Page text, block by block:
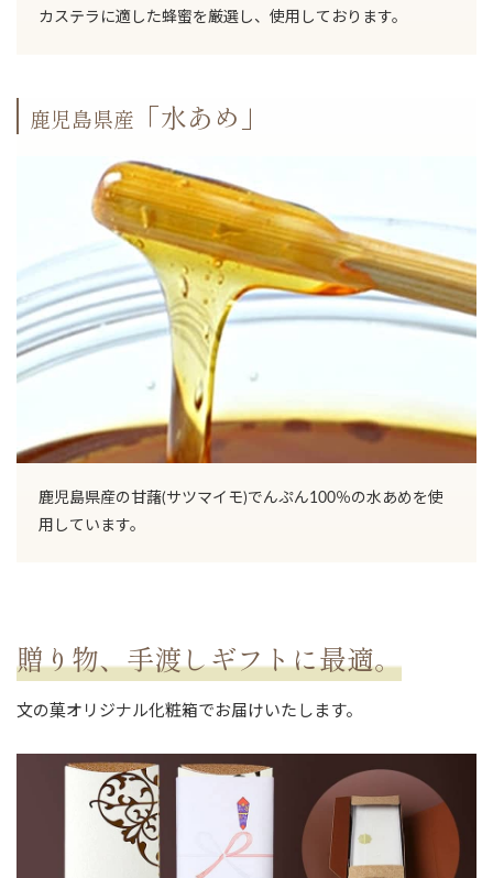
カステラに適した蜂蜜を厳選し、使用しております。
鹿児島県産 「水あめ」
鹿児島県産の甘藷(サツマイモ)でんぷん100％の水あめを使
用しています。
贈り物、手渡しギフトに最適。
文の菓オリジナル化粧箱でお届けいたします。